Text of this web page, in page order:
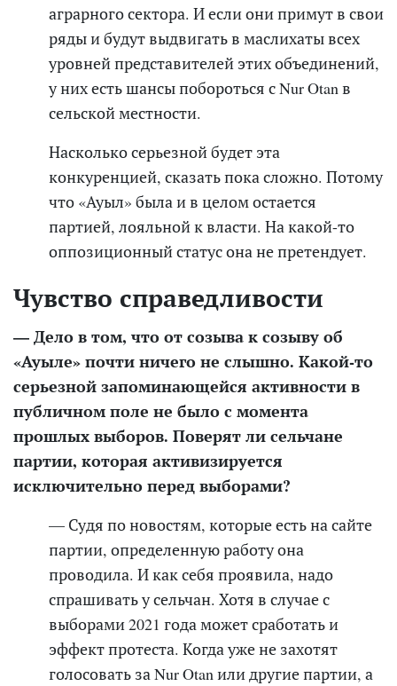
аграрного сектора. И если онипримут в свои
ряды и будут выдвигать в маслихаты всех
уровнейпредставителей этих объединений,
у них есть шансы побороться с Nur Otan в
сельской местности.
Насколько серьезной будет эта
конкуренцией, сказать пока сложно. Потому
что «Ауыл» была ив целомостается
партией, лояльной к власти. На какой-то
оппозиционный статус она не претендует.
Чувство справедливости
— Дело в том, что от созыва к созыву об
«Ауыле» почти ничего не слышно. Какой-то
серьезной запоминающейся активности в
публичном поле не было с момента
прошлых выборов. Поверят ли сельчане
партии, которая активизируется
исключительно перед выборами?
— Судя по новостям, которые есть на сайте
партии, определенную работу она
проводила. И как себя проявила, надо
спрашивать у сельчан. Хотя в случае с
выборами 2021 года может сработать и
эффект протеста. Когда уже не захотят
голосовать за Nur Otan или другие партии, а